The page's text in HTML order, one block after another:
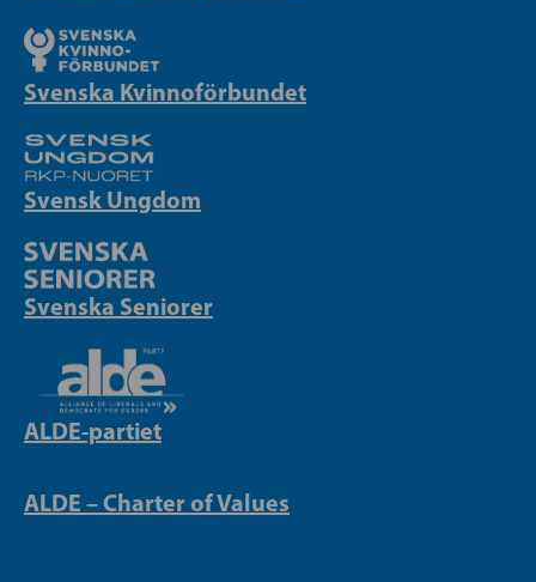
Svenska Kvinnoförbundet
Svensk Ungdom
Svenska Seniorer
ALDE-partiet
ALDE – Charter of Values